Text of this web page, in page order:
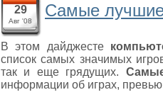
29
Авг '08
Самые лучшие
В этом дайджесте
список самых значимых
так и еще грядущих.
информации об играх,